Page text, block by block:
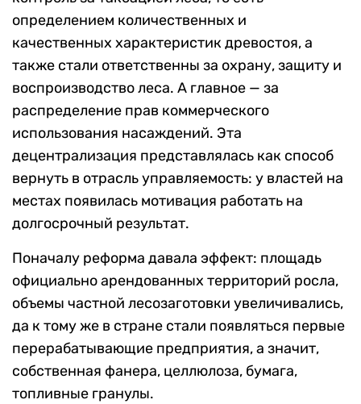
определением количественных и
качественных характеристик древостоя, а
также стали ответственны за охрану, защиту и
воспроизводство леса. А главное — за
распределение прав коммерческого
использования насаждений. Эта
децентрализация представлялась как способ
вернуть в отрасль управляемость: у властей на
местах появилась мотивация работать на
долгосрочный результат.
Поначалу реформа давала эффект: площадь
официально арендованных территорий росла,
объемы частной лесозаготовки увеличивались,
да к тому же в стране стали появляться первые
перерабатывающие предприятия, а значит,
собственная фанера, целлюлоза, бумага,
топливные гранулы.